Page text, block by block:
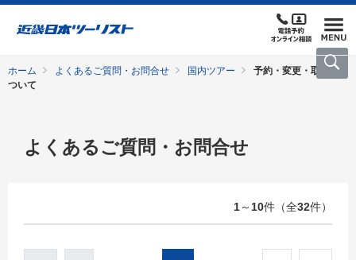
ホーム よくあるご質問・お問合せ 国内ツアー
予約・変更・取消に
ついて
よくあるご質問・お問合せ
1～ 10件（全32件）